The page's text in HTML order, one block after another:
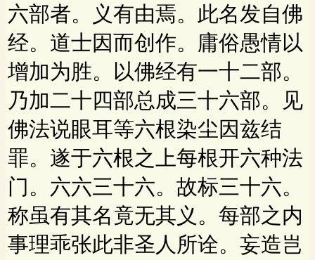
六部者。义有由焉。此名发自佛
经。道士因而创作。庸俗愚情以
增加为胜。以佛经有一十二部。
乃加二十四部总成三十六部。见
佛法说眼耳等六根染尘因兹结
罪。遂于六根之上每根开六种法
门。六六三十六。故标三十六。
称虽有其名竟无其义。每部之内
事理乖张此非圣人所诠。妄造岂